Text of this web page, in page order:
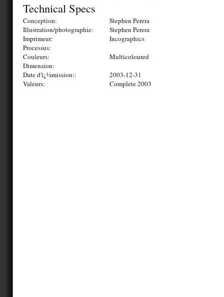
Technical Specs
Conception:
Stephen Perera
Illustration/photographie:
Stephen Perera
Imprimeur:
Incographics
Processus:
Couleurs:
Multicoloured
Dimension:
Date d'ï¿½mission::
2003-12-31
Valeurs:
Complete 2003